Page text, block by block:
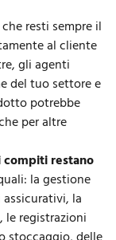
resti sempre il
al cliente
gli agenti
del tuo settore e
potrebbe
per altre
restano
la gestione
la
, le registrazioni